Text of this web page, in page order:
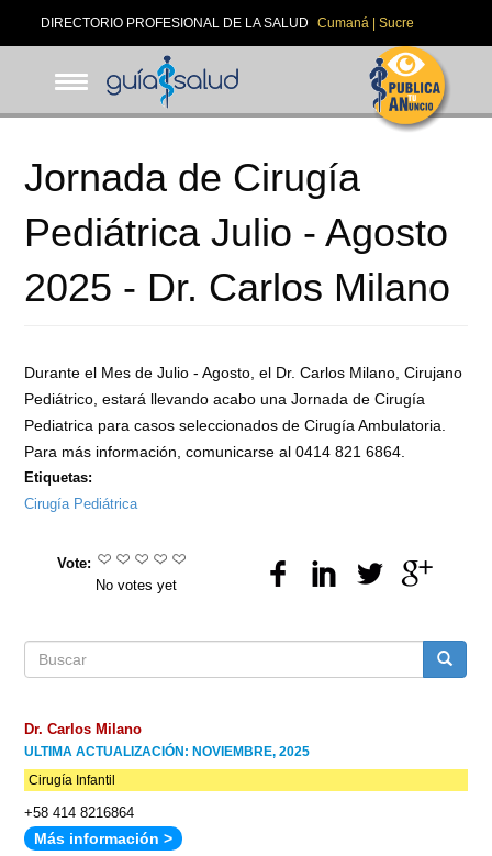
DIRECTORIO PROFESIONAL DE LA SALUD Cumaná | Sucre
Jornada de Cirugía
Pediátrica Julio - Agosto
2025 - Dr. Carlos Milano
Durante el Mes de Julio - Agosto, el Dr. Carlos Milano, Cirujano
Pediátrico, estará llevando acabo una Jornada de Cirugía
Pediatrica para casos seleccionados de Cirugía Ambulatoria.
Para más información, comunicarse al 0414 821 6864.
Etiquetas:
Cirugía Pediátrica
Vote:
No votes yet
Formulario
de
búsqueda
Dr. Carlos Milano
ULTIMA ACTUALIZACIÓN: NOVIEMBRE, 2025
Cirugía Infantil
+58 414 8216864
Más información >